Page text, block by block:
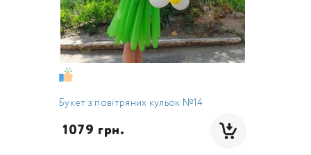
Букет з повітряних кульок №14
1079 грн.